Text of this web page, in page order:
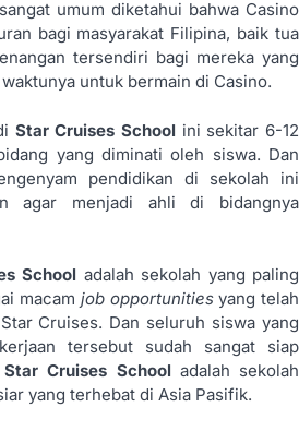
umum diketahui bahwa Casino
bagi masyarakat Filipina, baik tua
tersendiri bagi mereka yang
untuk bermain di Casino.
Star Cruises School ini sekitar 6-12
yang diminati oleh siswa. Dan
pendidikan di sekolah ini
agar menjadi ahli di bidangnya
School adalah sekolah yang paling
macam job opportunitiesyang telah
Cruises. Dan seluruh siswa yang
tersebut sudah sangat siap
Star Cruises School adalah sekolah
yang terhebat di Asia Pasifik.